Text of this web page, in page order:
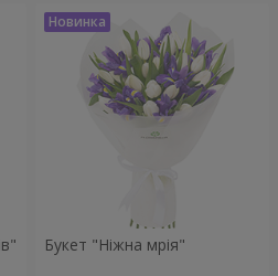
Букет "Ніжна мрія"